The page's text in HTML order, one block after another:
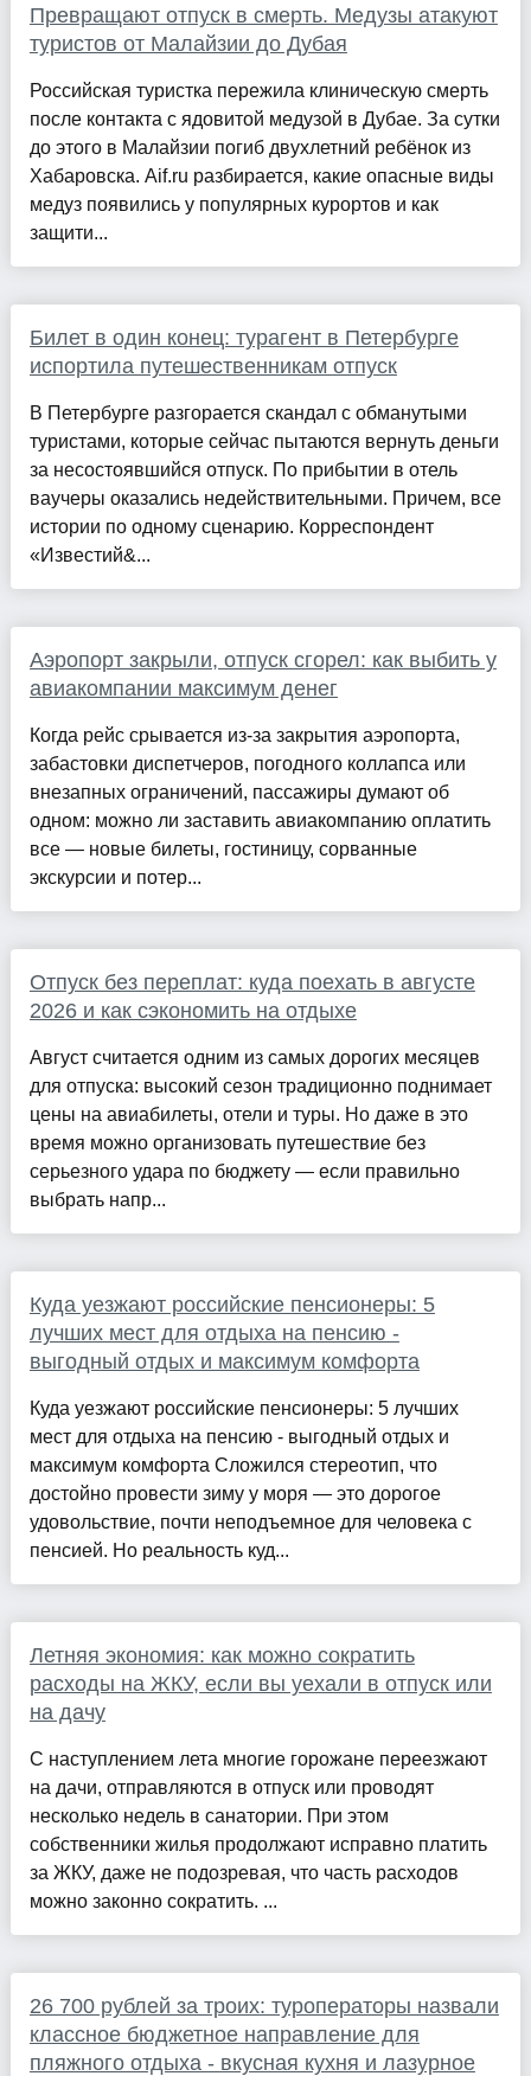
Превращают отпуск в смерть. Медузы атакуют
туристов от Малайзии до Дубая
Российская туристка пережила клиническую смерть
после контакта с ядовитой медузой в Дубае. За сутки
до этого в Малайзии погиб двухлетний ребёнок из
Хабаровска. Aif.ru разбирается, какие опасные виды
медуз появились у популярных курортов и как
защити...
Билет в один конец: турагент в Петербурге
испортила путешественникам отпуск
В Петербурге разгорается скандал с обманутыми
туристами, которые сейчас пытаются вернуть деньги
за несостоявшийся отпуск. По прибытии в отель
ваучеры оказались недействительными. Причем, все
истории по одному сценарию. Корреспондент
«Известий&...
Аэропорт закрыли, отпуск сгорел: как выбить у
авиакомпании максимум денег
Когда рейс срывается из-за закрытия аэропорта,
забастовки диспетчеров, погодного коллапса или
внезапных ограничений, пассажиры думают об
одном: можно ли заставить авиакомпанию оплатить
все — новые билеты, гостиницу, сорванные
экскурсии и потер...
Отпуск без переплат: куда поехать в августе
2026 и как сэкономить на отдыхе
Август считается одним из самых дорогих месяцев
для отпуска: высокий сезон традиционно поднимает
цены на авиабилеты, отели и туры. Но даже в это
время можно организовать путешествие без
серьезного удара по бюджету — если правильно
выбрать напр...
Куда уезжают российские пенсионеры: 5
лучших мест для отдыха на пенсию -
выгодный отдых и максимум комфорта
Куда уезжают российские пенсионеры: 5 лучших
мест для отдыха на пенсию - выгодный отдых и
максимум комфорта Сложился стереотип, что
достойно провести зиму у моря — это дорогое
удовольствие, почти неподъемное для человека с
пенсией. Но реальность куд...
Летняя экономия: как можно сократить
расходы на ЖКУ, если вы уехали в отпуск или
на дачу
С наступлением лета многие горожане переезжают
на дачи, отправляются в отпуск или проводят
несколько недель в санатории. При этом
собственники жилья продолжают исправно платить
за ЖКУ, даже не подозревая, что часть расходов
можно законно сократить. ...
26 700 рублей за троих: туроператоры назвали
классное бюджетное направление для
пляжного отдыха - вкусная кухня и лазурное